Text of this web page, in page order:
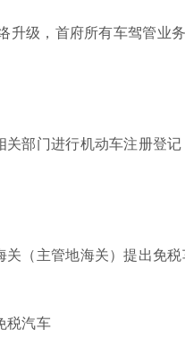
升级，首府所有车驾管业
部门进行机动车注册登
（主管地海关）提出免
税汽车